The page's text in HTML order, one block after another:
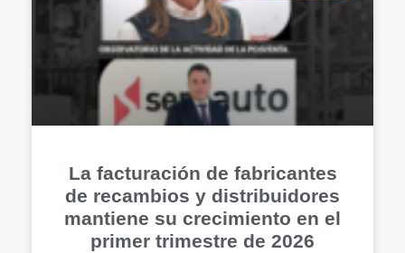
La facturación de fabricantes
de recambios y distribuidores
mantiene su crecimiento en el
primer trimestre de 2026